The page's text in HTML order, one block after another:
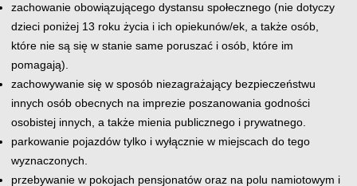
zachowanie obowiązującego dystansu społecznego (nie dotyczy
dzieci poniżej 13 roku życia i ich opiekunów/ek, a także osób,
które nie są się w stanie same poruszać i osób, które im
pomagają).
zachowywanie się w sposób niezagrażający bezpieczeństwu
innych osób obecnych na imprezie poszanowania godności
osobistej innych, a także mienia publicznego i prywatnego.
parkowanie pojazdów tylko i wyłącznie w miejscach do tego
wyznaczonych.
przebywanie w pokojach pensjonatów oraz na polu namiotowym i